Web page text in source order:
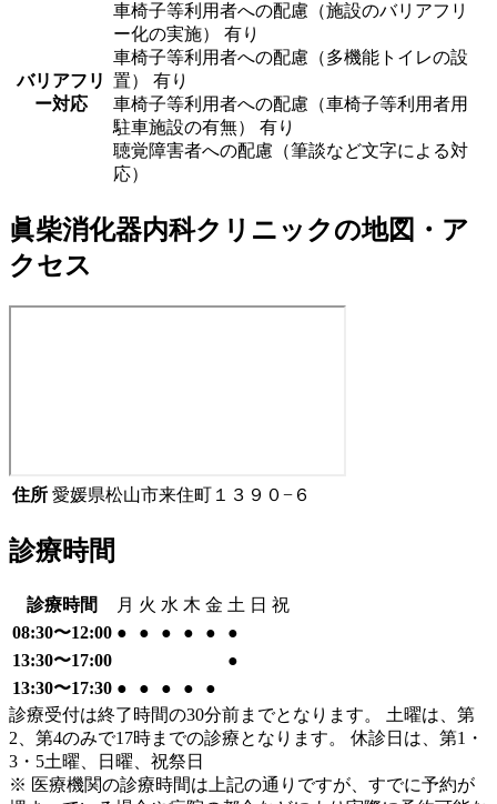
バリアフリ
ー対応
車椅子等利用者への配慮（施設のバリアフリ
ー化の実施） 有り
車椅子等利用者への配慮（多機能トイレの設
置） 有り
車椅子等利用者への配慮（車椅子等利用者用
駐車施設の有無） 有り
聴覚障害者への配慮（筆談など文字による対
応）
眞柴消化器内科クリニックの地図・ア
クセス
住所 愛媛県松山市来住町１３９０−６
診療時間
診療時間 月 火 水 木 金 土 日 祝
08:30〜12:00 ● ● ● ● ●
●
13:30〜17:00
●
13:30〜17:30 ● ● ● ●
●
診療受付は終了時間の30分前までとなります。 土曜は、第
2、第4のみで17時までの診療となります。 休診日は、第1・
3・5土曜、日曜、祝祭日
※ 医療機関の診療時間は上記の通りですが、すでに予約が